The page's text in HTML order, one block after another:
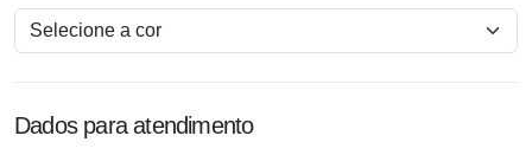
Dados para atendimento